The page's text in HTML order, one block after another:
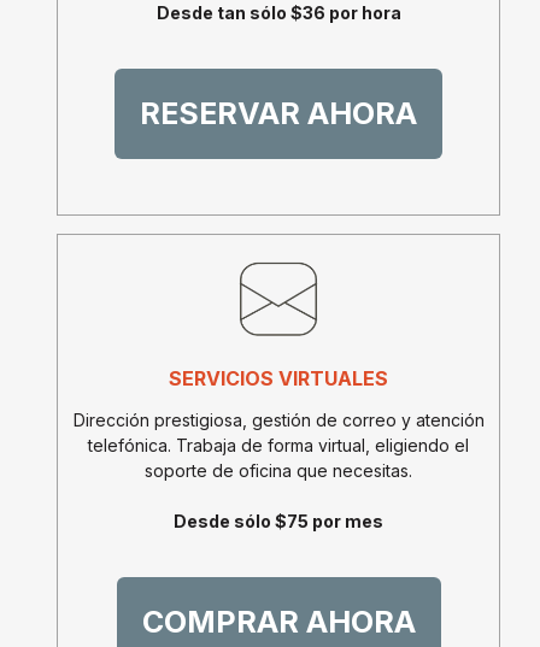
Desde tan sólo $36 por hora
RESERVAR AHORA
SERVICIOS VIRTUALES
Dirección prestigiosa, gestión de correo y atención
telefónica. Trabaja de forma virtual, eligiendo el
soporte de oficina que necesitas.
Desde sólo $75 por mes
COMPRAR AHORA